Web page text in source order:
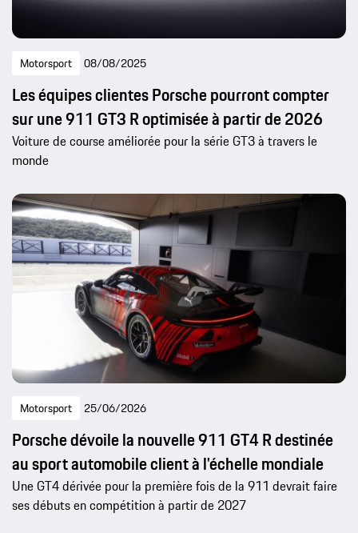
Motorsport 08/08/2025
Les équipes clientes Porsche pourront compter
sur une 911 GT3 R optimisée à partir de 2026
Voiture de course améliorée pour la série GT3 à travers le
monde
Motorsport 25/06/2026
Porsche dévoile la nouvelle 911 GT4 R destinée
au sport automobile client à l'échelle mondiale
Une GT4 dérivée pour la première fois de la 911 devrait faire
ses débuts en compétition à partir de 2027